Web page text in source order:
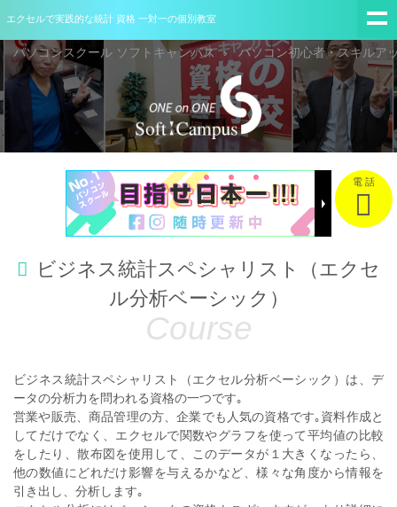
エクセルで実践的な統計 資格 一対一の個別教室
パソコンスクール ソフトキャンパス パソコン初心者・スキルア
電 話
ビジネス統計スペシャリスト（エクセ
ル分析ベーシック）
ビジネス統計スペシャリスト（エクセル分析ベーシック）は、デ
ータの分析力を問われる資格の一つです｡
営業や販売、商品管理の方、企業でも人気の資格です｡資料作成と
してだけでなく、エクセルで関数やグラフを使って平均値の比較
をしたり、散布図を使用して、このデータが１大きくなったら、
他の数値にどれだけ影響を与えるかなど、様々な角度から情報を
引き出し、分析します｡